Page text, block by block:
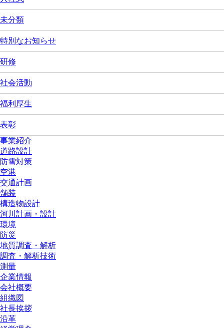
未分類
特別なお知らせ
研修
社会活動
福利厚生
表彰
事業紹介
道路設計
防雪対策
空港
交通計画
舗装
構造物設計
河川計画・設計
環境
防災
地質調査・解析
調査・解析技術
測量
企業情報
会社概要
組織図
社長挨拶
沿革